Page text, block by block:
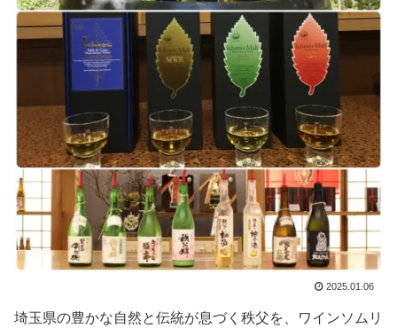
2025.01.06
埼玉県の豊かな自然と伝統が息づく秩父を、ワインソムリ